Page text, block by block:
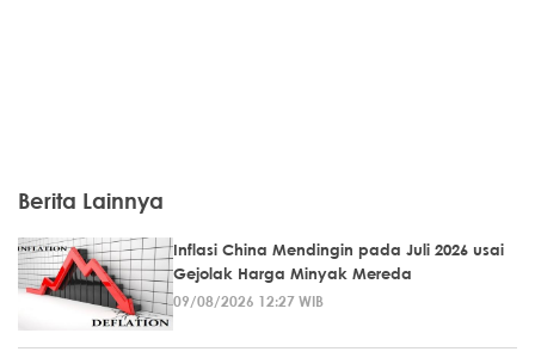
Berita Lainnya
Inflasi China Mendingin pada Juli 2026 usai
Gejolak Harga Minyak Mereda
09/08/2026 12:27 WIB